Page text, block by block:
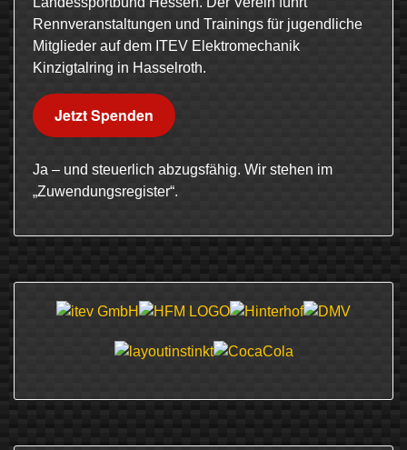
Rennveranstaltungen und Trainings für jugendliche
Mitglieder auf dem ITEV Elektromechanik
Kinzigtalring in Hasselroth.
Jetzt Spenden
Ja – und steuerlich abzugsfähig. Wir stehen im
„Zuwendungsregister“.